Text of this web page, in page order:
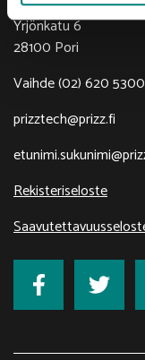
Porin Leijona
Yrjönkatu 6
28100 Pori
Vaihde (02) 620 5300
prizztech@prizz.fi
Rekisteriseloste